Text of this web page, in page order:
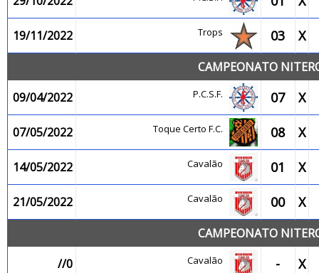
19/11/2022 Trops 03 X
CAMPEONATO
09/04/2022
P.C.S.F. 07 X
07/05/2022 Toque Certo F.C. 08 X
14/05/2022 Cavalão 01 X
21/05/2022 Cavalão 00 X
CAMPEONATO
//0
Cavalão - X